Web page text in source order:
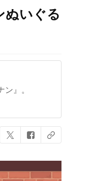
ぬいぐる
』。